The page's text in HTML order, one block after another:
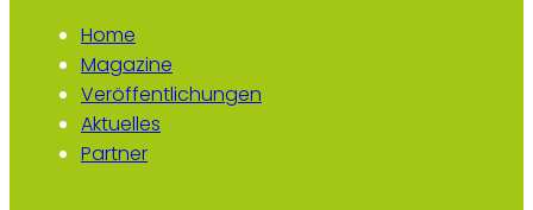
Home
Magazine
Veröffentlichungen
Aktuelles
Partner